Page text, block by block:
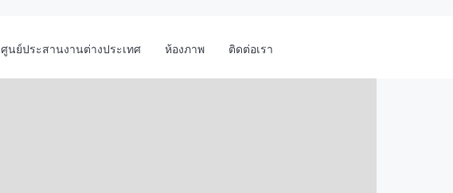
ศูนย์ประสานงานต่างประเทศ ห้องภาพ
ติดต่อเรา